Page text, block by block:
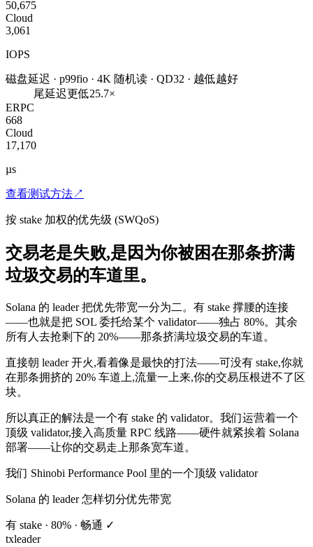
50,675
Cloud
3,061
IOPS
磁盘延迟 · p99fio · 4K 随机读 · QD32 · 越低越好
尾延迟更低25.7×
ERPC
668
Cloud
17,170
µs
查看测试方法↗
按 stake 加权的优先级 (SWQoS)
交易老是失败,是因为你被困在那条挤满
垃圾交易的车道里。
Solana 的 leader 把优先带宽一分为二。有 stake 撑腰的连接
——也就是把 SOL 委托给某个 validator——独占 80%。其余
所有人去抢剩下的 20%——那条挤满垃圾交易的车道。
直接朝 leader 开火,看着像是最快的打法——可没有 stake,你就
在那条拥挤的 20% 车道上,流量一上来,你的交易压根进不了区
块。
所以真正的解法是一个有 stake 的 validator。我们运营着一个
顶级 validator,接入高质量 RPC 线路——硬件就紧挨着 Solana
部署——让你的交易走上那条宽车道。
我们 Shinobi Performance Pool 里的一个顶级 validator
Solana 的 leader 怎样切分优先带宽
有 stake · 80% · 畅通 ✓
txleader